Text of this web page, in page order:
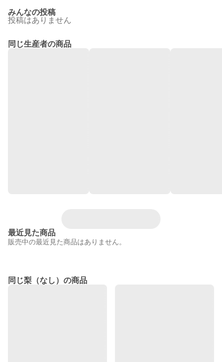
みんなの投稿
投稿はありません
同じ生産者の商品
最近見た商品
販売中の最近見た商品はありません。
同じ梨（なし）の商品